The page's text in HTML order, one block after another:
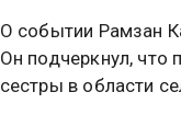
О событии Рамзан
Он подчеркнул, что
сестры в области